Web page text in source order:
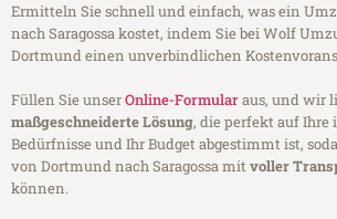
Ermitteln Sie schnell und einfach, was ein
nach Saragossa kostet, indem Sie bei Wolf
Dortmund einen unverbindlichen
Füllen Sie unserOnline-Formularaus, und wir
maßgeschneiderte Lösung, die perfekt auf
Bedürfnisse und Ihr Budget abgestimmt ist,
von Dortmund nach Saragossa mitvoller
können.